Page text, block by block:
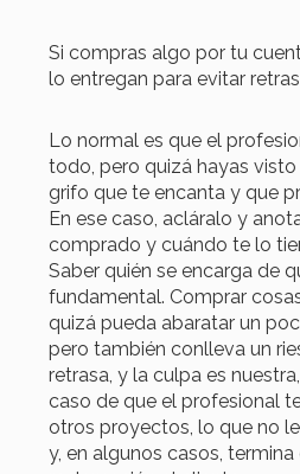
Si compras algo por tu
lo entregan para evitar
Lo normal es que el
todo, pero quizá hayas
grifo que te encanta y que
En ese caso, acláralo y
comprado y cuándo te lo
Saber quién se encarga de
fundamental. Comprar
quizá pueda abaratar un
pero también conlleva un
retrasa, y la culpa es
caso de que el profesional
otros proyectos, lo que no
y, en algunos casos,